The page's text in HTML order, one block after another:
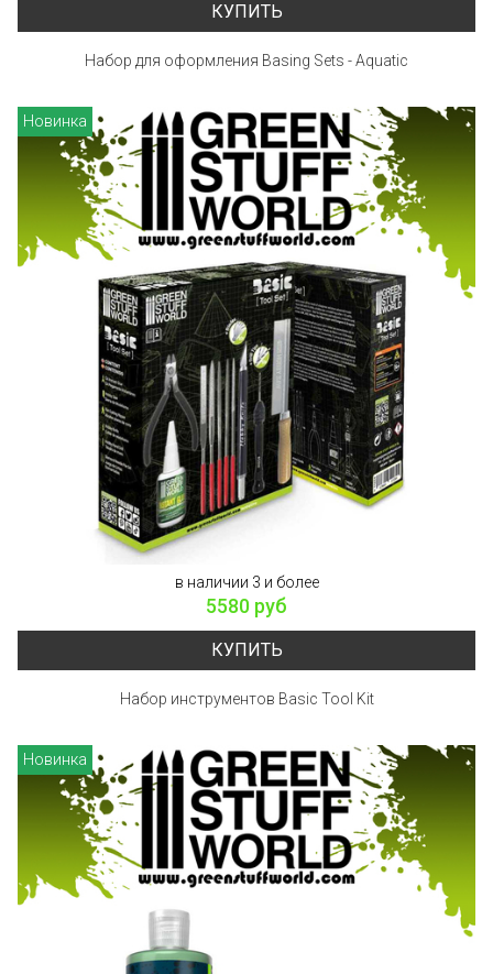
КУПИТЬ
Набор для оформления Basing Sets - Aquatic
Новинка
в наличии 3 и более
5580 руб
КУПИТЬ
Набор инструментов Basic Tool Kit
Новинка